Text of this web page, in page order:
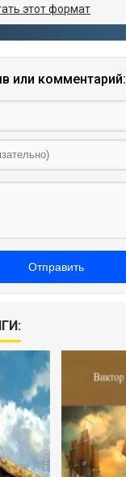
этот формат
или комментарий:
Отправить